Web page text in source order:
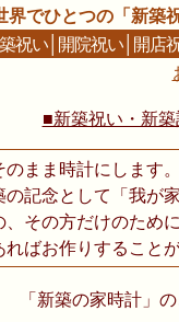
界でひとつの「新築
祝い 開院祝い 開店
■新築祝い・新
まま時計にします
記念として「我が
その方だけのため
ばお作りすること
「新築の家時計」